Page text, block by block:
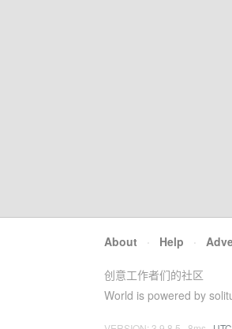
About · Help ·
创意工作者们的社区
World is powered by